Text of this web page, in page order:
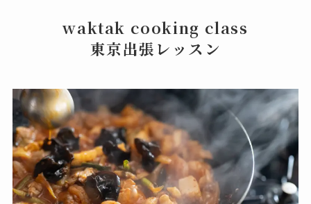
waktak cooking class
東京出張レッスン